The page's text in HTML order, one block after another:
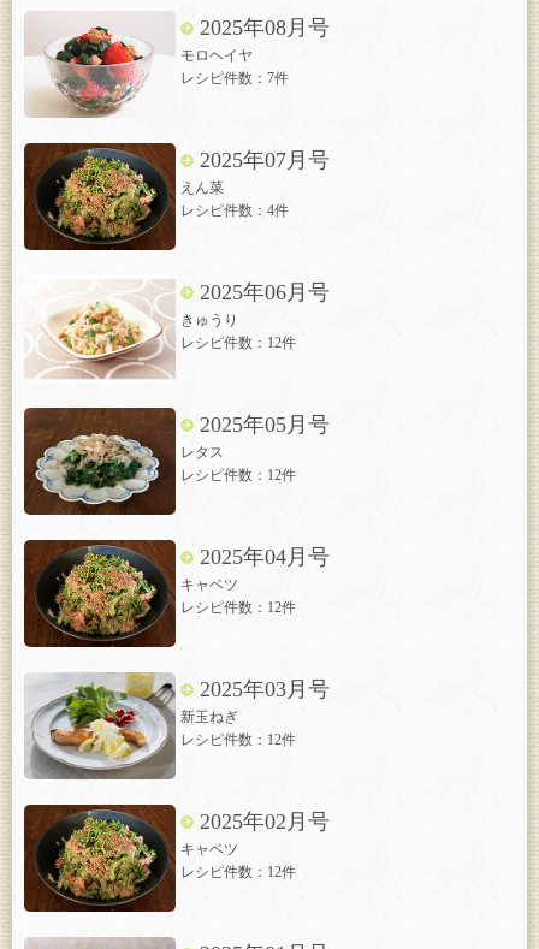
2025年08月号
モロヘイヤ
レシピ件数：7件
2025年07月号
えん菜
レシピ件数：4件
2025年06月号
きゅうり
レシピ件数：12件
2025年05月号
レタス
レシピ件数：12件
2025年04月号
キャベツ
レシピ件数：12件
2025年03月号
新玉ねぎ
レシピ件数：12件
2025年02月号
キャベツ
レシピ件数：12件